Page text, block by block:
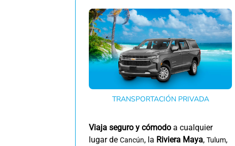
TRANSPORTACIÓN PRIVADA
Viaja seguro y cómodo a cualquier
lugar de Cancún, la Riviera Maya, Tulum,